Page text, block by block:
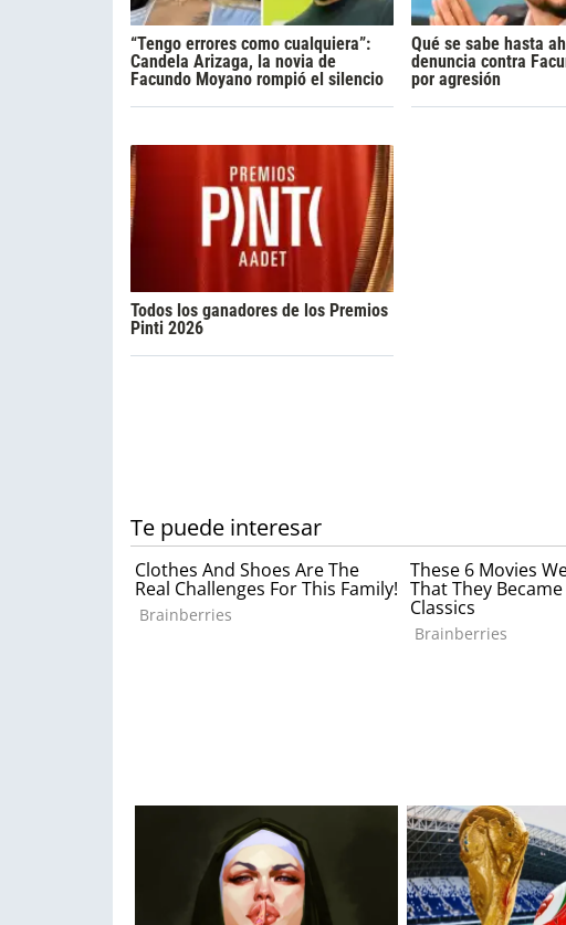
“Tengo errores como cualquiera”:
Candela Arizaga, la novia de
Facundo Moyano rompió el silencio
Qué se sabe hasta
denuncia contra
por agresión
Todos los ganadores de los Premios
Pinti 2026